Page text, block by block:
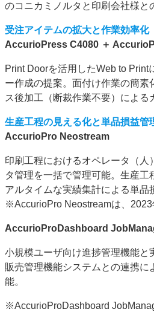
のコニカミノルタと印刷会社様と
受注アイテムの拡大と作業効率化
AccurioPress C4080 ＋
Print Doorを活用したWeb to Print
ー作成の提案。面付け作業の簡素
ス後加工（断裁作業不要）による
生産工程の見える化と単品損益管
AccurioPro Neostream
印刷工程におけるオペレータ（人
タ管理を一括で管理可能。生産工
アルタイムな実績集計による単品
※AccurioPro Neostreamは、2023
AccurioProDashboard
小規模ユーザ向け進捗管理機能と
販売管理機能システムとの連携に
能。
※AccurioProDashboard